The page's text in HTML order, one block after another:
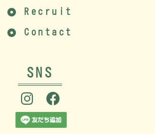
Recruit
Contact
SNS